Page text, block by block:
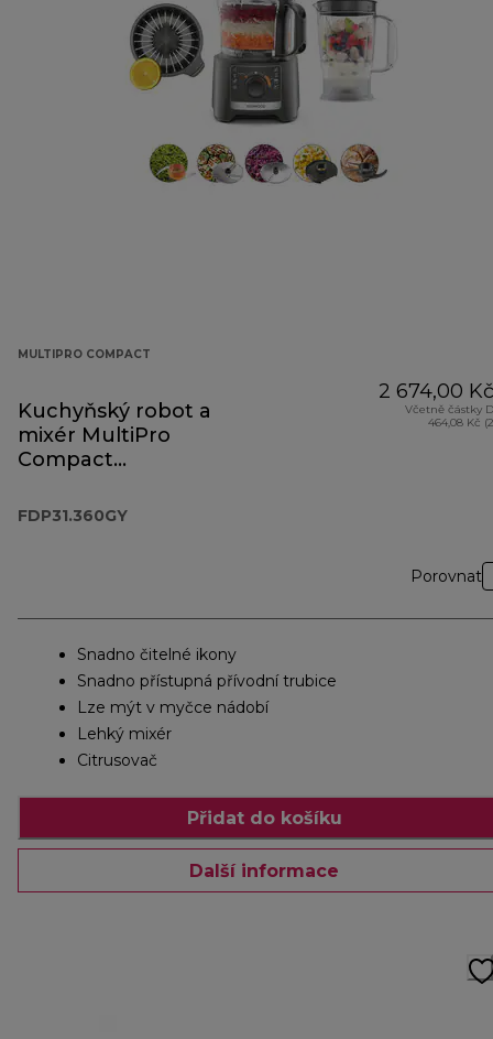
MULTIPRO COMPACT
Kuchyňský robot a
mixér MultiPro
Compact
FDP31.360GY
2 674,00 Kč
Včetně částky
464,08 Kč
Porovnat
Snadno čitelné ikony
Snadno přístupná přívodní trubice
Lze mýt v myčce nádobí
Lehký mixér
Citrusovač
Přidat do košíku
Další informace